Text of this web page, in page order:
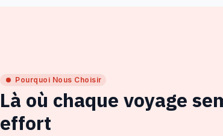
Pourquoi Nous Choisir
Là où chaque voyage
effort